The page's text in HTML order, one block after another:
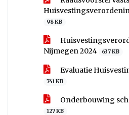
98 KB
Nijmegen 2024
637 KB
Evaluatie
741 KB
Onderbouwing
127 KB